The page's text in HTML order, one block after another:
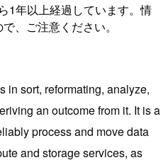
1年以上経過しています。情
、ご注意ください。
in sort, reformating, analyze,
an outcome from it. It is a
process and move data
and storage services, as